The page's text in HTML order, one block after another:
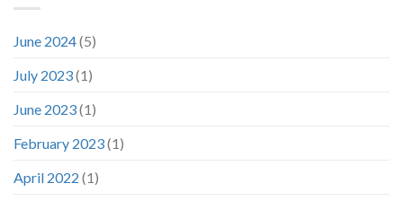
June 2024(5)
July 2023(1)
June 2023(1)
February 2023(1)
April 2022 (1)